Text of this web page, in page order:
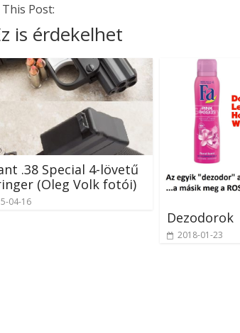
Post:
is érdekelhet
.38 Special 4-lövetű
(Oleg Volk fotói)
04-16
Dezodorok
2018-01-23